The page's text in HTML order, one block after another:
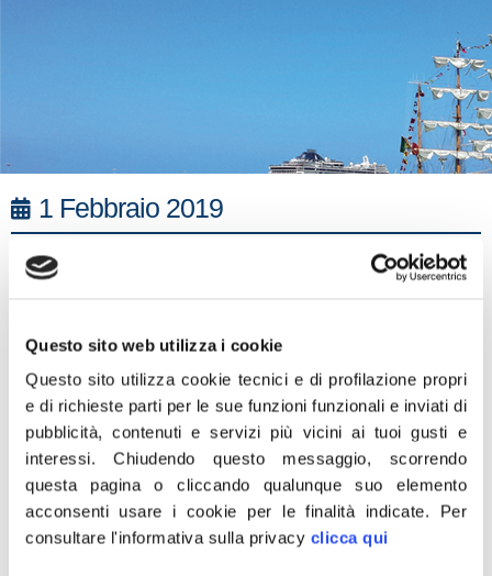
Questo sito web utilizza i cookie
Questo sito utilizza cookie tecnici e di profilazione propri
e di richieste parti per le sue funzioni funzionali e inviati di
pubblicità, contenuti e servizi più vicini ai tuoi gusti e
interessi.Chiudendo questo messaggio, scorrendo
questa pagina o cliccando qualunque suo elemento
acconsenti usare i cookie per le finalità indicate. Per
consultare l'informativa sulla privacy clicca qui
1 Febbraio 2019
“Piena condivisione per l’azione politica
messa in campo dalla dirigenza locale di
per le prossime amministrative. La
compattezza della coalizione di centrodestra
è e rimane la nostra priorità ma non può
significare proseguire nella situazione di
stallo in cui ci troviamo. Se la Lega non è in
grado di indicare il candidato sindaco per
Civitavecchia faccia un passo indietro. Il
lavoro fin qui svolto dai dirigenti provinciali e